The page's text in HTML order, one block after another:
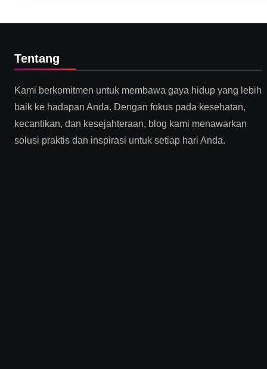
Tentang
Kami berkomitmen untuk membawa gaya hidup yang lebih
baik ke hadapan Anda. Dengan fokus pada kesehatan,
kecantikan, dan kesejahteraan, blog kami menawarkan
solusi praktis dan inspirasi untuk setiap hari Anda.